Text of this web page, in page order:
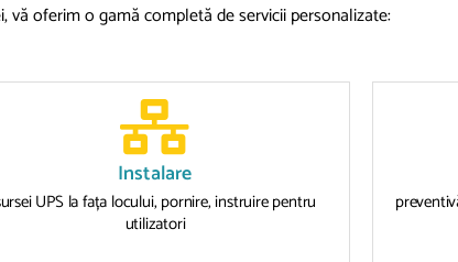
vă oferim o gamă completă de servicii personalizate:
Instalare
UPS la fața locului, pornire, instruire pentru
utilizatori